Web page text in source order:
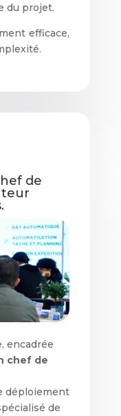
du projet.
efficace,
de
encadrée
chef de
déploiement
de